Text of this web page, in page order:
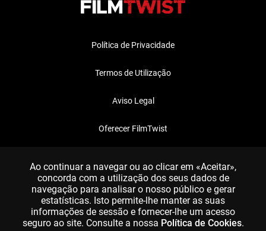
Política de Privacidade
Termos de Utilização
Aviso Legal
Oferecer FilmTwist
Ao continuar a navegar ou ao clicar em «Aceitar»,
concorda com a utilização dos seus dados de
navegação para analisar o nosso público e gerar
estatísticas. Isto permite-lhe manter as suas
informações de sessão e fornecer-lhe um acesso
seguro ao site. Consulte a nossa Política de Cookies.